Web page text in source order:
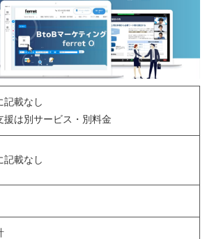
記載なし
は別サービス・別料金
記載なし